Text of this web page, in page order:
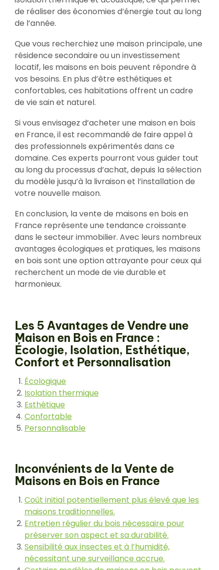
de réaliser des économies d’énergie tout au long
de l’année.
Que vous recherchiez une maison principale, une
résidence secondaire ou un investissement
locatif, les maisons en bois peuvent répondre à
vos besoins. En plus d’être esthétiques et
confortables, ces habitations offrent un cadre
de vie sain et naturel.
Si vous envisagez d’acheter une maison en bois
en France, il est recommandé de faire appel à
des professionnels expérimentés dans ce
domaine. Ces experts pourront vous guider tout
au long du processus d’achat, depuis la sélection
du modèle jusqu’à la livraison et l’installation de
votre nouvelle maison.
En conclusion, la vente de maisons en bois en
France représente une tendance croissante
dans le secteur immobilier. Avec leurs nombreux
avantages écologiques et pratiques, les maisons
en bois sont une option attrayante pour ceux qui
recherchent un mode de vie durable et
harmonieux.
Les 5 Avantages de Vendre une
Maison en Bois en France :
Écologie, Isolation, Esthétique,
Confort et Personnalisation
Écologique
Isolation thermique
Esthétique
Confortable
Personnalisable
Inconvénients de la Vente de
Maisons en Bois en France
Coût initial potentiellement plus élevé que les
maisons traditionnelles.
Entretien régulier du bois nécessaire pour
préserver son aspect et sa durabilité.
Sensibilité aux insectes et à l’humidité,
nécessitant une surveillance accrue.